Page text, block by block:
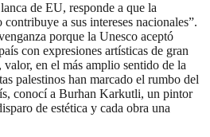
de EU, responde a que la
a sus intereses nacionales”.
porque la Unesco aceptó
con expresiones artísticas de gran
en el más amplio sentido de la
palestinos han marcado el rumbo del
conocí a Burhan Karkutli, un pintor
de estética y cada obra una